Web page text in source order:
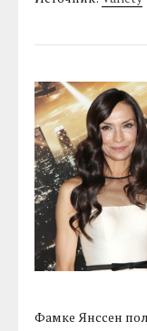
Фамке Янссен